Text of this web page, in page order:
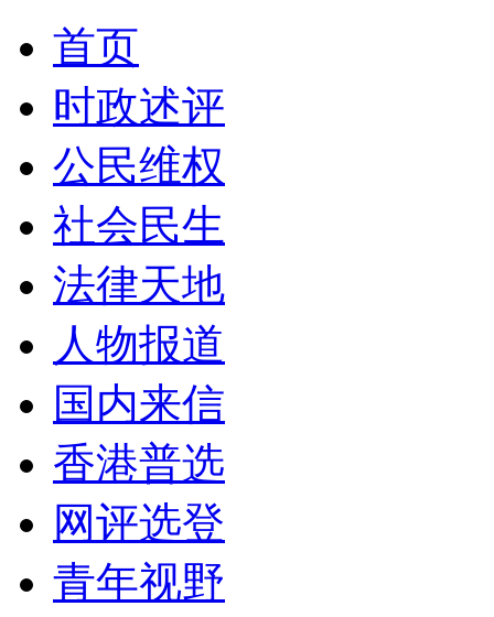
首页
时政述评
公民维权
社会民生
法律天地
人物报道
国内来信
香港普选
网评选登
青年视野